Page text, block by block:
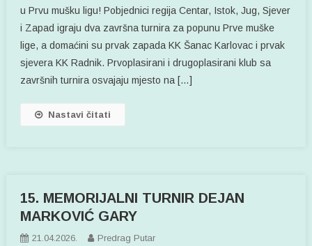
u Prvu mušku ligu! Pobjednici regija Centar, Istok, Jug, Sjever
i Zapad igraju dva završna turnira za popunu Prve muške
lige, a domaćini su prvak zapada KK Šanac Karlovac i prvak
sjevera KK Radnik. Prvoplasirani i drugoplasirani klub sa
završnih turnira osvajaju mjesto na […]
Nastavi čitati
15. MEMORIJALNI TURNIR DEJAN
MARKOVIĆ GARY
21.04.2026. Predrag Putar